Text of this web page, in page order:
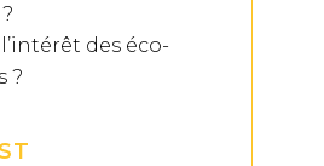
l’intérêt des éco-
?